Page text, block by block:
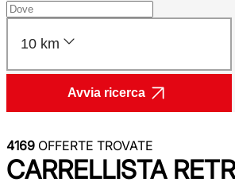
10 km
Avvia ricerca
4169 OFFERTE TROVATE
CARRELLISTA